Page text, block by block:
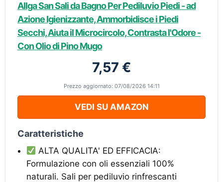
Allga San Sali da Bagno Per Pediluvio Piedi - ad
Azione Igienizzante, Ammorbidisce i Piedi
Secchi, Aiuta il Microcircolo, Contrasta l'Odore -
Con Olio di Pino Mugo
7,57 €
Prezzo aggiornato: 07/08/2026 14:11
VEDI SU AMAZON
Caratteristiche
ALTA QUALITA' ED EFFICACIA:
Formulazione con oli essenziali 100%
naturali. Sali per pediluvio rinfrescanti